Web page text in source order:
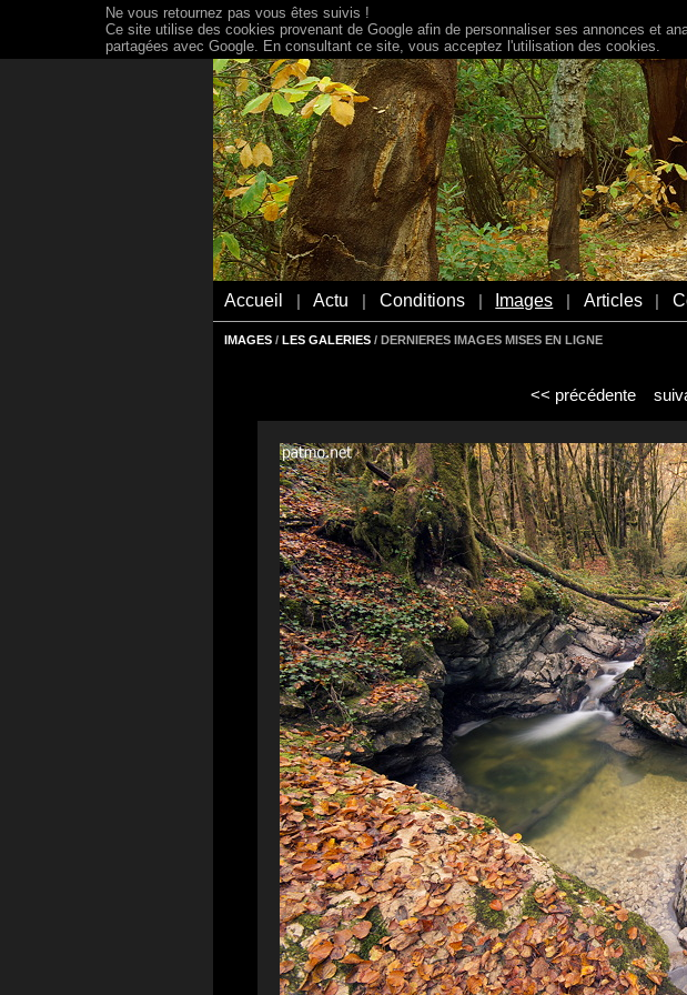
Accueil Actu Conditions Images Articles
IMAGES / LES GALERIES / DERNIERES IMAGES MISES EN LIGNE
<< précédente
Ne vous retournez pas vous êtes suivis !
Ce site utilise des cookies provenant de Google afin de personnaliser ses annonces et
partagées avec Google. En consultant ce site, vous acceptez l'utilisation des cookies.